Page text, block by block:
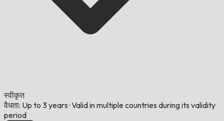
स्वीकृत
वैधता: Up to 3 years ·Valid in multiple countries during its validity
period